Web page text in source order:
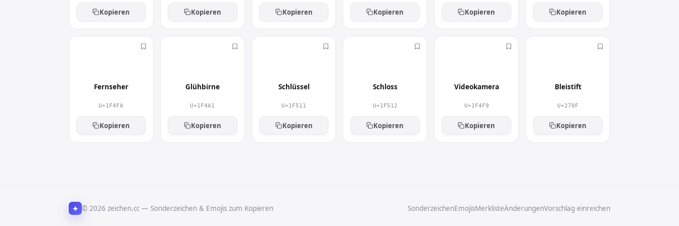
Kopieren Kopieren Kopieren Kopieren Kopieren Kopieren
Fernseher
U+1F4FA
Kopieren
Glühbirne
U+1F4A1
Kopieren
Schlüssel
U+1F511
Kopieren
Schloss
U+1F512
Kopieren
Videokamera
U+1F4F9
Kopieren
Bleistift
U+270F
Kopieren
✦ © 2026 zeichen.cc — Sonderzeichen & Emojis zum Kopieren SonderzeichenEmojisMerklisteÄnderungenVorschlag einreichen